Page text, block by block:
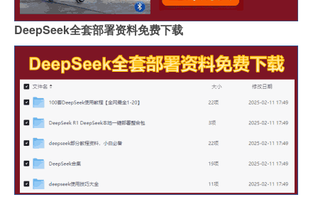
DeepSeek全套部署资料免费下载